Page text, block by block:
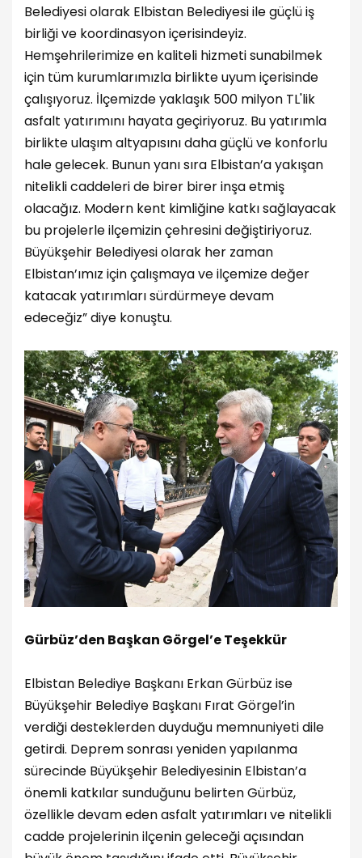
Belediyesi olarak Elbistan Belediyesi ile güçlü iş
birliği ve koordinasyon içerisindeyiz.
Hemşehrilerimize en kaliteli hizmeti sunabilmek
için tüm kurumlarımızla birlikte uyum içerisinde
çalışıyoruz. İlçemizde yaklaşık 500 milyon TL'lik
asfalt yatırımını hayata geçiriyoruz. Bu yatırımla
birlikte ulaşım altyapısını daha güçlü ve konforlu
hale gelecek. Bunun yanı sıra Elbistan’a yakışan
nitelikli caddeleri de birer birer inşa etmiş
olacağız. Modern kent kimliğine katkı sağlayacak
bu projelerle ilçemizin çehresini değiştiriyoruz.
Büyükşehir Belediyesi olarak her zaman
Elbistan’ımız için çalışmaya ve ilçemize değer
katacak yatırımları sürdürmeye devam
edeceğiz” diye konuştu.
Gürbüz’den Başkan Görgel’e Teşekkür
Elbistan Belediye Başkanı Erkan Gürbüz ise
Büyükşehir Belediye Başkanı Fırat Görgel’in
verdiği desteklerden duyduğu memnuniyeti dile
getirdi. Deprem sonrası yeniden yapılanma
sürecinde Büyükşehir Belediyesinin Elbistan’a
önemli katkılar sunduğunu belirten Gürbüz,
özellikle devam eden asfalt yatırımları ve nitelikli
cadde projelerinin ilçenin geleceği açısından